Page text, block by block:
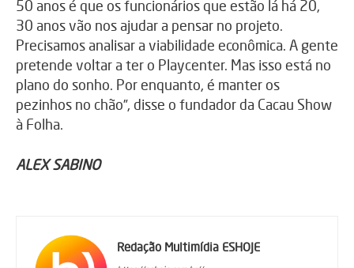
50 anos é que os funcionários que estão lá há 20,
30 anos vão nos ajudar a pensar no projeto.
Precisamos analisar a viabilidade econômica. A gente
pretende voltar a ter o Playcenter. Mas isso está no
plano do sonho. Por enquanto, é manter os
pezinhos no chão”, disse o fundador da Cacau Show
à Folha.
ALEX SABINO
Redação Multimídia ESHOJE